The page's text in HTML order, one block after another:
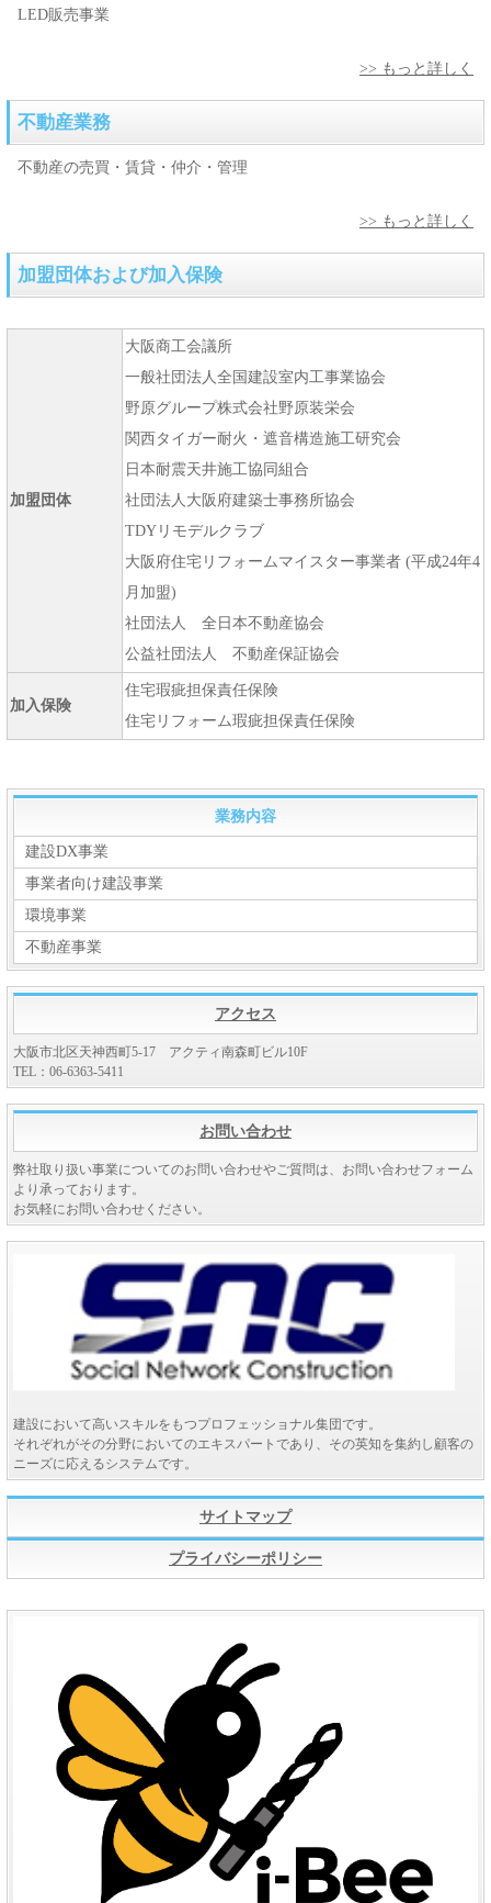
2025-09-01
2025-06-16
AI SVG変換解釈一体型アプリの試行ver.が完成しました。
2025-05-29
令和7年度国土交通省SBIR建設技術研究開発助成制度に採択されま
2025-03-14
アプリ】の研究に着手しました。
「SVG CAM」に新機能「メッシュ補正」を搭載。
「YUBI CAD」に新機能【H鋼】【デッキプレート】テンプレート
を追加。
「i-Bowシステム、及び切断プログラム」の特許を取得しました。
i-Bowに伴う【切断システム、及び切断プログラム】で特許を取得
NK淀屋橋共同ビルプロジェクトに「i-Bow2」を導入しました
令和6年度国土交通省SBIR建設技術研究開発助成制度に採択されま
した。
2024-04-08
大阪大学医学部附属病院に「i-Bow2」を2台導入しました。
2024-01-10
2023-12-01
専用アプリ「YUBI CAD」で画像データからの文字認識・線認識
令和5年度国土交通省SBIR建設技術研究開発助成制度に採択されま
した。
2023-09-15
2023-09-01
「i-Bow」ショールームを開設しました。
2023-06-01.2
Bow」を出展致しました。
2022-10-06
建設新聞に「i-Bow2」の記事が掲載されました。
2022-10-04
大阪建設工業新聞に「i-Bow2」の記事が掲載されました。
建設通信新聞に「i-Bow2」の記事が掲載されました。
2022-10-03
建通新聞に「i-Bow2」の記事が掲載されました。
2022-09-30
株式会社竹中工務店より「i-Bow2」がリリースされました。
建設用IT事業ページ「i-Bow2」を追加しました。
LED販売事業
>> もっと詳しく
不動産業務
不動産の売買・賃貸・仲介・管理
>> もっと詳しく
加盟団体および加入保険
加盟団体
大阪商工会議所
一般社団法人全国建設室内工事業協会
野原グループ株式会社野原装栄会
関西タイガー耐火・遮音構造施工研究会
日本耐震天井施工協同組合
社団法人大阪府建築士事務所協会
TDYリモデルクラブ
大阪府住宅リフォームマイスター事業者 (平成24年4
月加盟)
社団法人 全日本不動産協会
公益社団法人 不動産保証協会
加入保険
住宅瑕疵担保責任保険
住宅リフォーム瑕疵担保責任保険
業務内容
建設DX事業
事業者向け建設事業
環境事業
不動産事業
アクセス
大阪市北区天神西町5-17 アクティ南森町ビル10F
TEL：06-6363-5411
お問い合わせ
弊社取り扱い事業についてのお問い合わせやご質問は、お問い合わせフォーム
より承っております。
お気軽にお問い合わせください。
建設において高いスキルをもつプロフェッショナル集団です。
それぞれがその分野においてのエキスパートであり、その英知を集約し顧客の
ニーズに応えるシステムです。
サイトマップ
プライバシーポリシー